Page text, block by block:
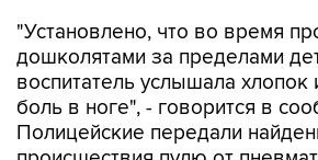
"Установлено, что во время
дошколятами за пределами
воспитатель услышала хлопок
боль в ноге", - говорится в
Полицейские передали